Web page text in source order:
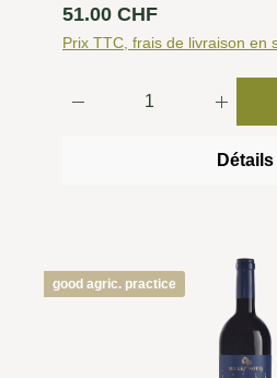
longue finale. Le Gran Vin
Prix régulier :
51.00 CHF
Prix TTC, frais de livraison en
Quantité de
Détails
good agric. practice